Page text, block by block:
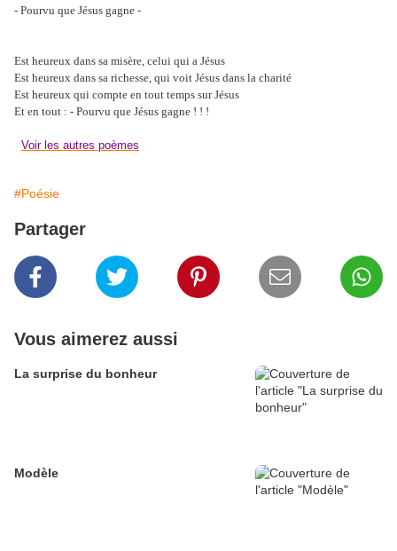
- Pourvu que Jésus gagne -
Est heureux dans sa misère, celui qui a Jésus
Est heureux dans sa richesse, qui voit Jésus dans la charité
Est heureux qui compte en tout temps sur Jésus
Et en tout : - Pourvu que Jésus gagne ! ! !
Voir les autres poèmes
#Poésie
Partager
Vous aimerez aussi
La surprise du bonheur
Modèle